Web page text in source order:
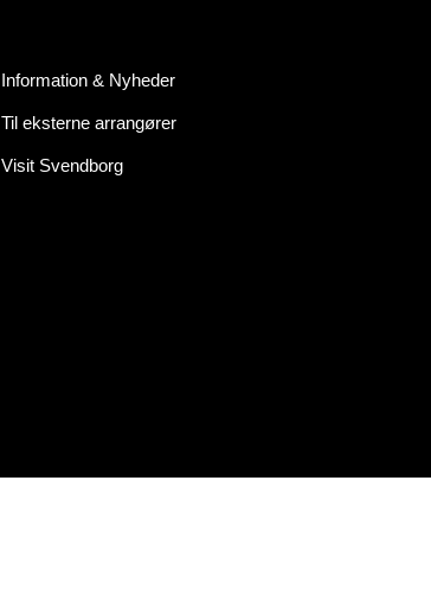
Information & Nyheder
Til eksterne arrangører
Visit Svendborg